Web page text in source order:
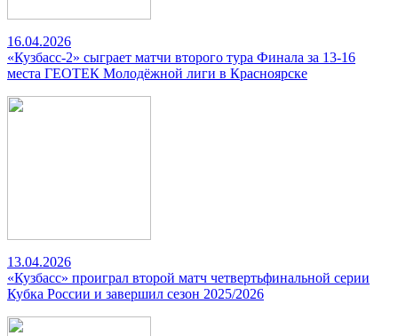
16.04.2026
«Кузбасс-2» сыграет матчи второго тура Финала за 13-16
места ГЕОТЕК Молодёжной лиги в Красноярске
13.04.2026
«Кузбасс» проиграл второй матч четвертьфинальной серии
Кубка России и завершил сезон 2025/2026